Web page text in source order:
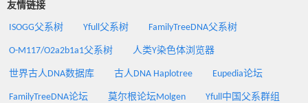
友情链接
ISOGG父系树 Yfull父系树 FamilyTreeDNA父系树
O-M117/O2a2b1a1父系树 人类Y染色体浏览器
世界古人DNA数据库 古人DNA Haplotree Eupedia论坛
FamilyTreeDNA论坛 莫尔根论坛Molgen Yfull中国父系群组